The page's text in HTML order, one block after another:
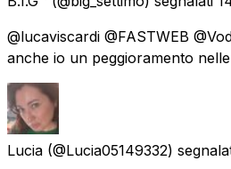
@lucaviscardi @FASTWEB
anche io un peggioramento
Lucia (@Lucia05149332)